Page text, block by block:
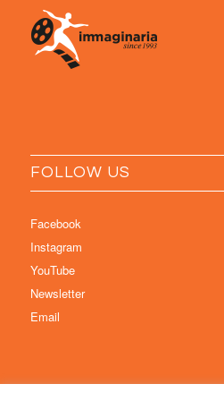
FOLLOW US
Facebook
Instagram
YouTube
Newsletter
Email